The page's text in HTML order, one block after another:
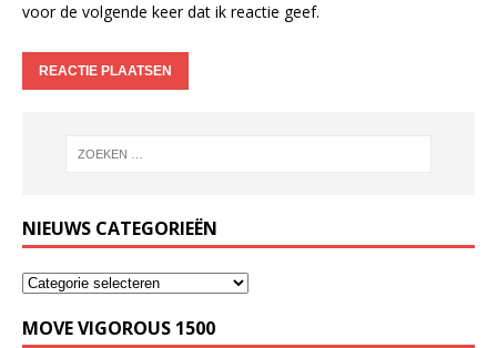
voor de volgende keer dat ik reactie geef.
NIEUWS CATEGORIEËN
MOVE VIGOROUS 1500